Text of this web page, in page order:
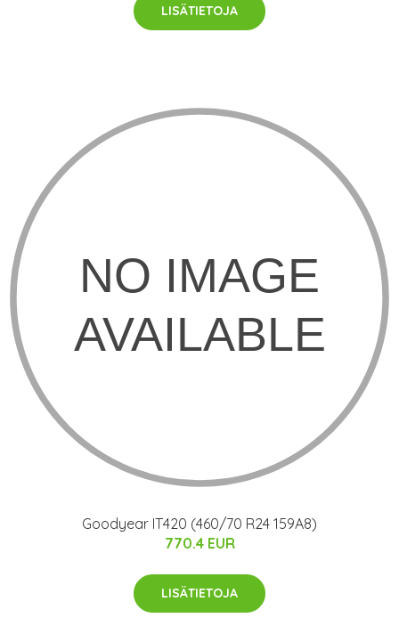
LISÄTIETOJA
Goodyear IT420 (460/70 R24 159A8)
770.4 EUR
LISÄTIETOJA